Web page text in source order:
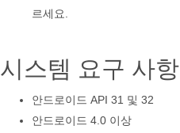
르세요.
시스템 요구 사항
안드로이드 API 31 및 32
안드로이드 4.0 이상